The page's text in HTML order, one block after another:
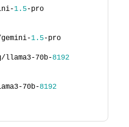
1.5-pro
1.5-pro
llama3-70b-8192
70b-8192